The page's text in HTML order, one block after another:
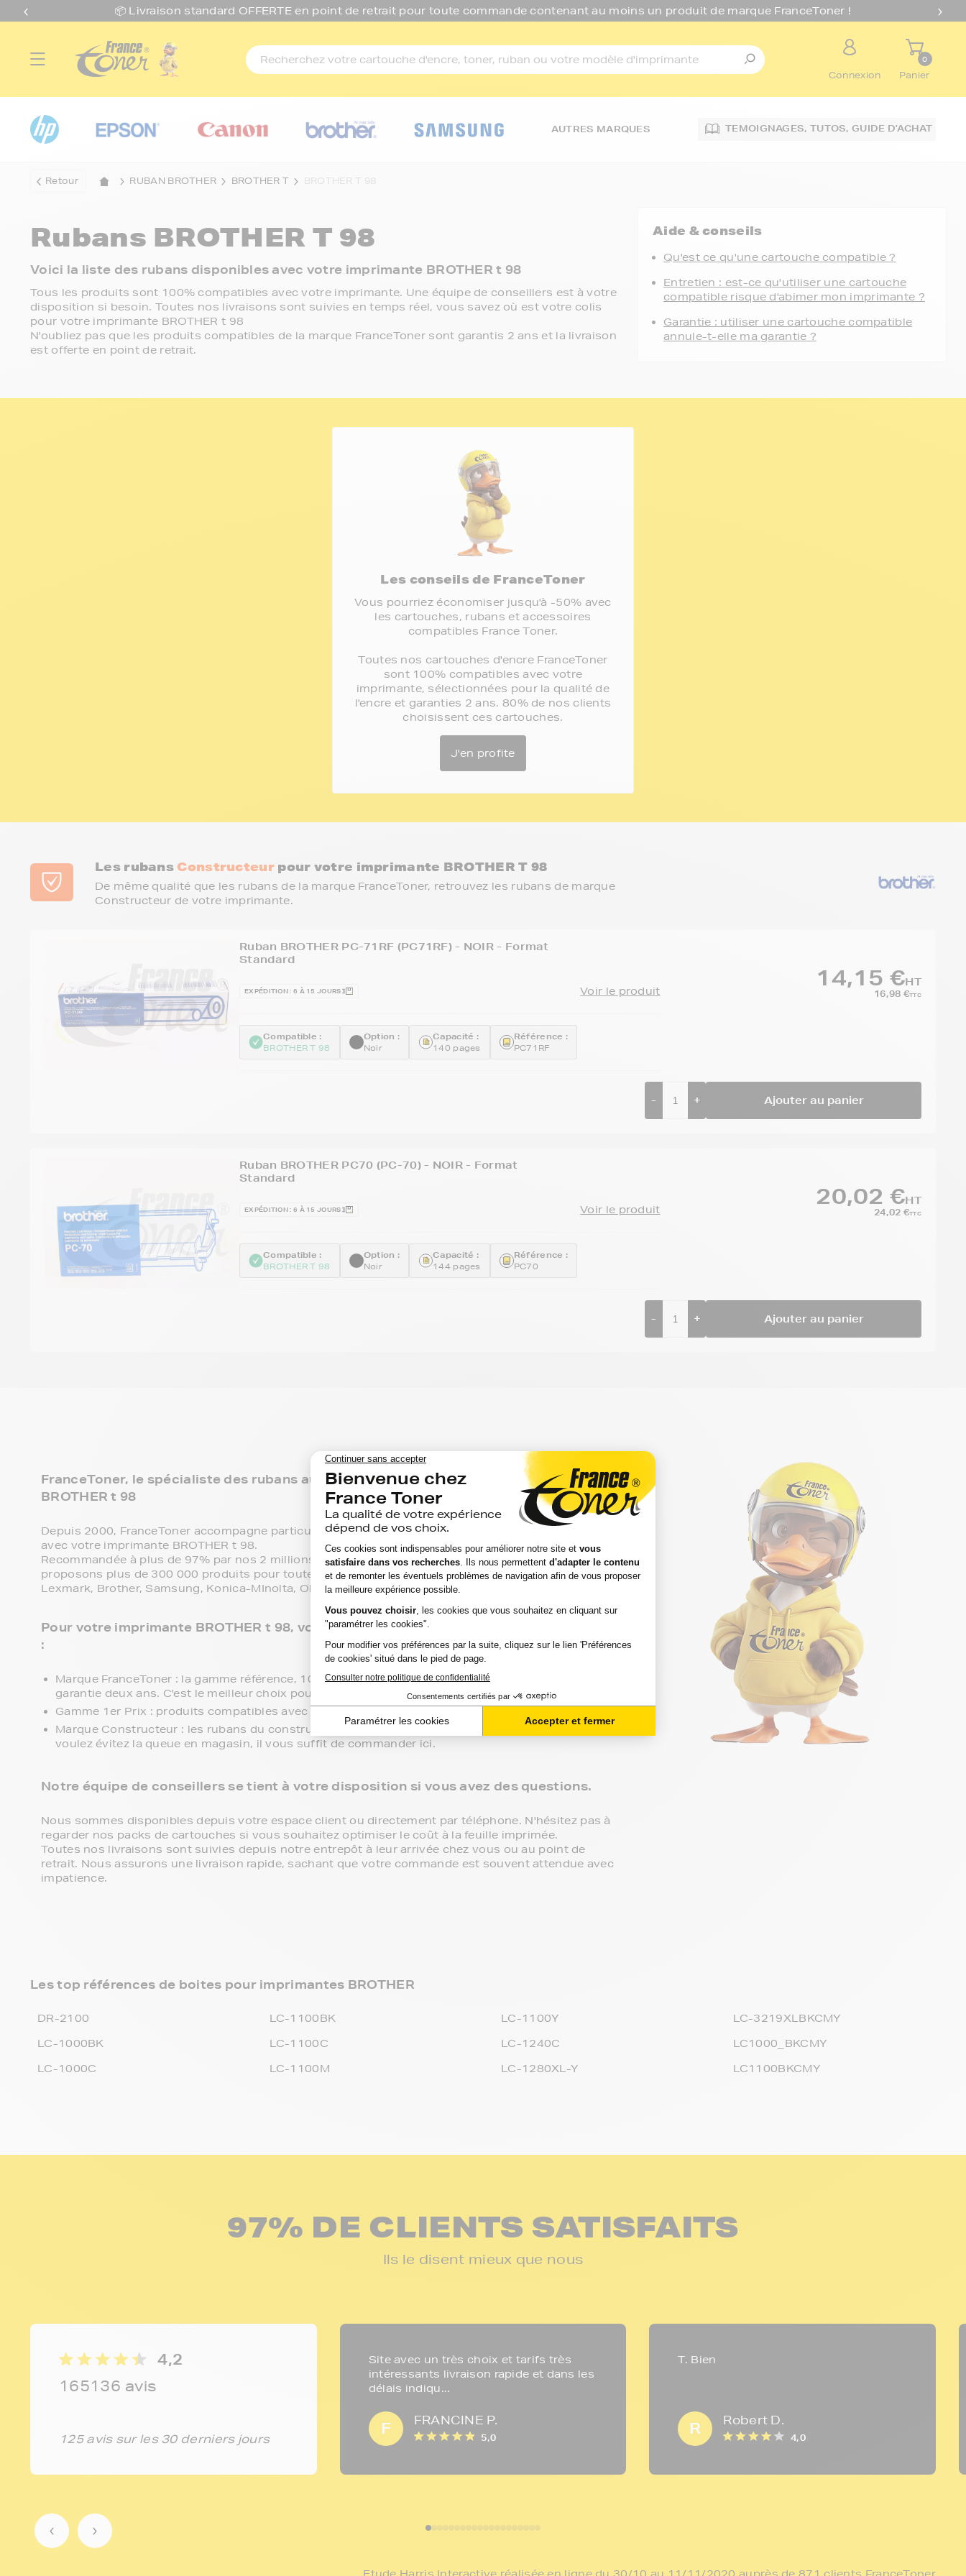
📦 Livraison standard OFFERTE en point de retrait pour toute commande contenant au moins un produit de marque FranceToner !
Connexion
0
Panier
AUTRES MARQUES TEMOIGNAGES, TUTOS,GUIDE D'ACHAT
Retour RUBAN BROTHER BROTHER T BROTHER T 98
Rubans BROTHER T 98
Voici la liste des rubans disponibles avec votre imprimante BROTHER t 98
Tous les produits sont 100% compatibles avec votre imprimante. Une équipe de conseillers est à votre
disposition si besoin. Toutes nos livraisons sont suivies en temps réel, vous savez où est votre colis
pour votre imprimante BROTHER t 98
N'oubliez pas que les produits compatibles de la marque FranceToner sont garantis 2 ans et la livraison
est offerte en point de retrait.
Aide & conseils
Qu'est ce qu'une cartouche compatible ?
Entretien : est-ce qu'utiliser une cartouche
compatible risque d'abimer mon imprimante ?
Garantie : utiliser une cartouche compatible
annule-t-elle ma garantie ?
Les conseils de FranceToner
Vous pourriez économiser jusqu'à -50% avec
les cartouches, rubans et accessoires
compatibles France Toner.
Toutes nos cartouches d'encre FranceToner
sont 100% compatibles avec votre
imprimante, sélectionnées pour la qualité de
l'encre et garanties 2 ans. 80% de nos clients
choisissent ces cartouches.
J'en profite
Les rubans Constructeurpour votre imprimante BROTHER T 98
De même qualité que les rubans de la marque FranceToner, retrouvez les rubans de marque
Constructeur de votre imprimante.
Ruban BROTHER PC-71RF (PC71RF) - NOIR - Format
Standard
EXPÉDITION : 6 À 15 JOURS Voir le produit
Compatible :
BROTHER T 98
Option :
Noir
Capacité :
140 pages
Référence :
PC71RF
14,15 €HT
16,98 €TTC
- + Ajouter au panier
Ruban BROTHER PC70 (PC-70) - NOIR - Format
Standard
EXPÉDITION : 6 À 15 JOURS Voir le produit
Compatible :
BROTHER T 98
Option :
Noir
Capacité :
144 pages
Référence :
PC70
20,02 €HT
24,02 €TTC
- + Ajouter au panier
FranceToner, le spécialiste des rubans au meilleur prix pour votre imprimante
BROTHER t 98
Depuis 2000, FranceToner accompagne particuliers et professionnels avec ses rubans compatibles
avec votre imprimante BROTHER t 98.
Recommandée à plus de 97% par nos 2 millions de clients, FranceToner est la référence. Nous
proposons plus de 300 000 produits pour toutes les plus grandes marques : Epson, HP, Canon,
Lexmark, Brother, Samsung, Konica-MInolta, Olivetti, Ricoh.... et même les moins connues !
Pour votre imprimante BROTHER t 98, vous aurez le choix entre 3 niveaux de gammes
:
Marque FranceToner : la gamme référence, 100% compatible, livraison offerte en point de retrait et
garantie deux ans. C'est le meilleur choix pour obtenir une haute qualité à bas prix.
Gamme 1er Prix : produits compatibles avec votre imprimante BROTHER t 98 à prix discount.
Marque Constructeur : les rubans du constructeur de votre imprimante BROTHER t 98. Si vous
voulez évitez la queue en magasin, il vous suffit de commander ici.
Notre équipe de conseillers se tient à votre disposition si vous avez des questions.
Nous sommes disponibles depuis votre espace client ou directement par téléphone. N'hésitez pas à
regarder nos packs de cartouches si vous souhaitez optimiser le coût à la feuille imprimée.
Toutes nos livraisons sont suivies depuis notre entrepôt à leur arrivée chez vous ou au point de
retrait. Nous assurons une livraison rapide, sachant que votre commande est souvent attendue avec
impatience.
Les top références de boites pour imprimantes BROTHER
DR-2100
LC-1000BK
LC-1000C
LC-1100BK
LC-1100C
LC-1100M
LC-1100Y
LC-1240C
LC-1280XL-Y
LC-3219XLBKCMY
LC1000_BKCMY
LC1100BKCMY
97% DE CLIENTS SATISFAITS
Ils le disent mieux que nous
4,2
165136 avis
125 avis sur les 30 derniers jours
Site avec un très choix et tarifs très
intéressants livraison rapide et dans les
délais indiqu...
F FRANCINE P.
5,0
T. Bien
R Robert D.
4,0